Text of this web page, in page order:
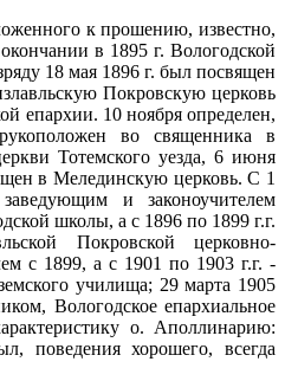
к прошению, известно,
в 1895 г. Вологодской
18 мая 1896 г. был посвящен
Покровскую церковь
епархии. 10 ноября определен,
во священника в
Тотемского уезда, 6 июня
в Мелединскую церковь. С 1
и законоучителем
школы, а с 1896 по 1899 г.г.
Покровской церковно-
с 1899, а с 1901 по 1903 г.г. -
училища; 29 марта 1905
Вологодское епархиальное
о. Аполлинарию:
поведения хорошего, всегда